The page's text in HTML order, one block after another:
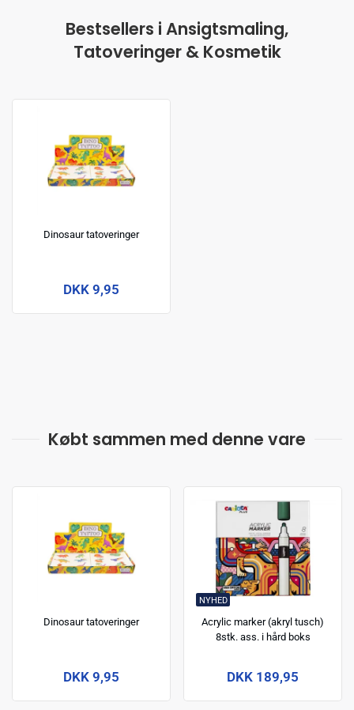
Bestsellers i Ansigtsmaling,
Tatoveringer & Kosmetik
Dinosaur tatoveringer
DKK 9,95
Købt sammen med denne vare
Dinosaur tatoveringer
DKK 9,95
NYHED
Acrylic marker (akryl tusch)
8stk. ass. i hård boks
DKK 189,95